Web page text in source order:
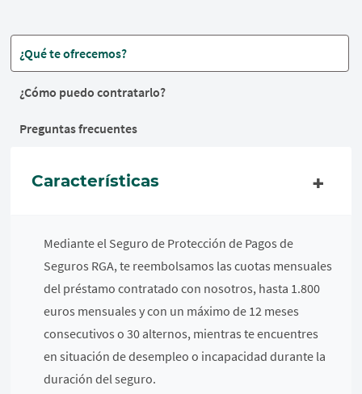
¿Qué te ofrecemos?
¿Cómo puedo contratarlo?
Preguntas frecuentes
Características
Mediante el Seguro de Protección de Pagos de
Seguros RGA, te reembolsamos las cuotas mensuales
del préstamo contratado con nosotros, hasta 1.800
euros mensuales y con un máximo de 12 meses
consecutivos o 30 alternos, mientras te encuentres
en situación de desempleo o incapacidad durante la
duración del seguro.